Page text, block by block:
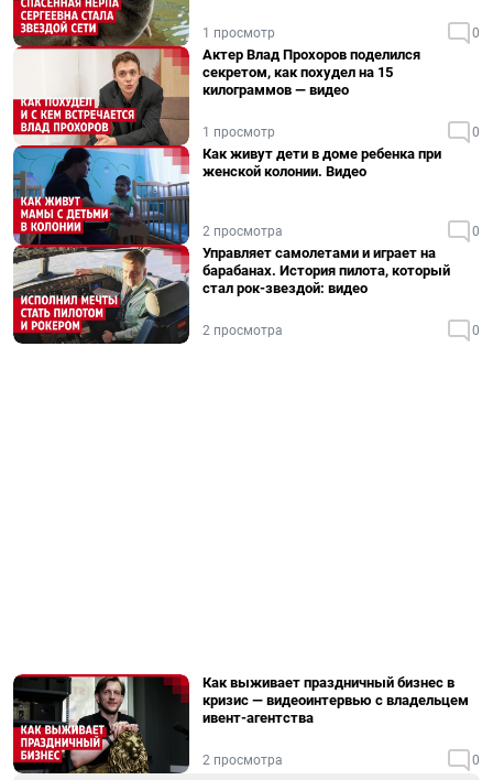
1 просмотр 0
Актер Влад Прохоров поделился
секретом, как похудел на 15
килограммов — видео
1 просмотр 0
Как живут дети в доме ребенка при
женской колонии. Видео
2 просмотра 0
Управляет самолетами и играет на
барабанах. История пилота, который
стал рок-звездой: видео
2 просмотра 0
Как выживает праздничный бизнес в
кризис — видеоинтервью с владельцем
ивент-агентства
2 просмотра 0